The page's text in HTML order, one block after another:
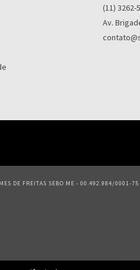
(11) 3262-
Av.
DE FREITAS SEBO ME - 00.492.984/0001-